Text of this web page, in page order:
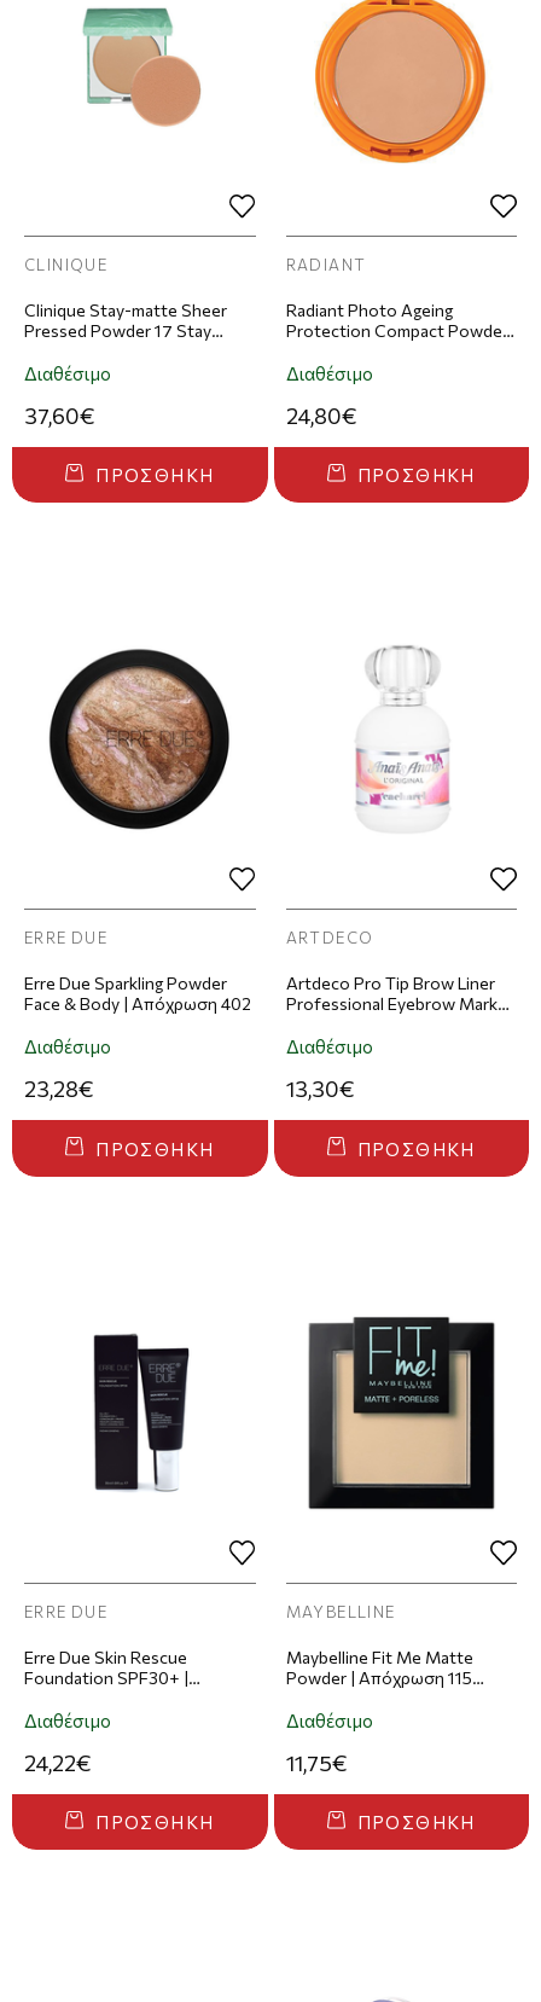
CLINIQUE
Clinique Stay-matte Sheer
Pressed Powder 17 Stay
Διαθέσιμο
37,60€
ΠΡΟΣΘΉΚΗ
RADIANT
Radiant Photo Ageing
Protection Compact Powder
Warm Ivory
Διαθέσιμο
24,80€
ΠΡΟΣΘΉΚΗ
ERRE DUE
Erre Due Sparkling Powder
Face & Body | Απόχρωση 402
Διαθέσιμο
23,28€
ΠΡΟΣΘΉΚΗ
ARTDECO
Artdeco Pro Tip Brow Liner
Professional Eyebrow Marker
Διαθέσιμο
13,30€
ΠΡΟΣΘΉΚΗ
ERRE DUE
Erre Due Skin Rescue
Foundation SPF30+ |
30ml
Διαθέσιμο
24,22€
ΠΡΟΣΘΉΚΗ
MAYBELLINE
Maybelline Fit Me Matte
Powder | Απόχρωση 115
Διαθέσιμο
11,75€
ΠΡΟΣΘΉΚΗ